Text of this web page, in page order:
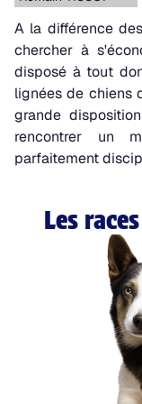
A la différence
chercher à
disposé à tout
lignées de chiens
grande
rencontrer un
parfaitement
Les